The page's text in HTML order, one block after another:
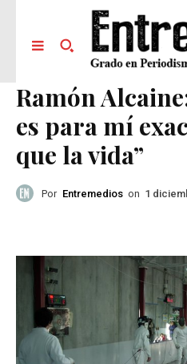
Ramón
es para mí
que la vida”
Por Entremedios on 1